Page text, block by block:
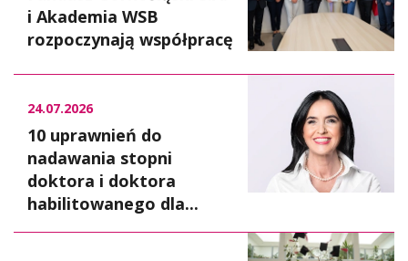
i Akademia WSB
rozpoczynają współpracę
24.07.2026
10 uprawnień do
nadawania stopni
doktora i doktora
habilitowanego dla...